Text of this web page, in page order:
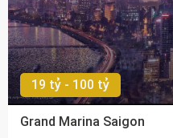
19 tỷ - 100 tỷ
Grand Marina Saigon